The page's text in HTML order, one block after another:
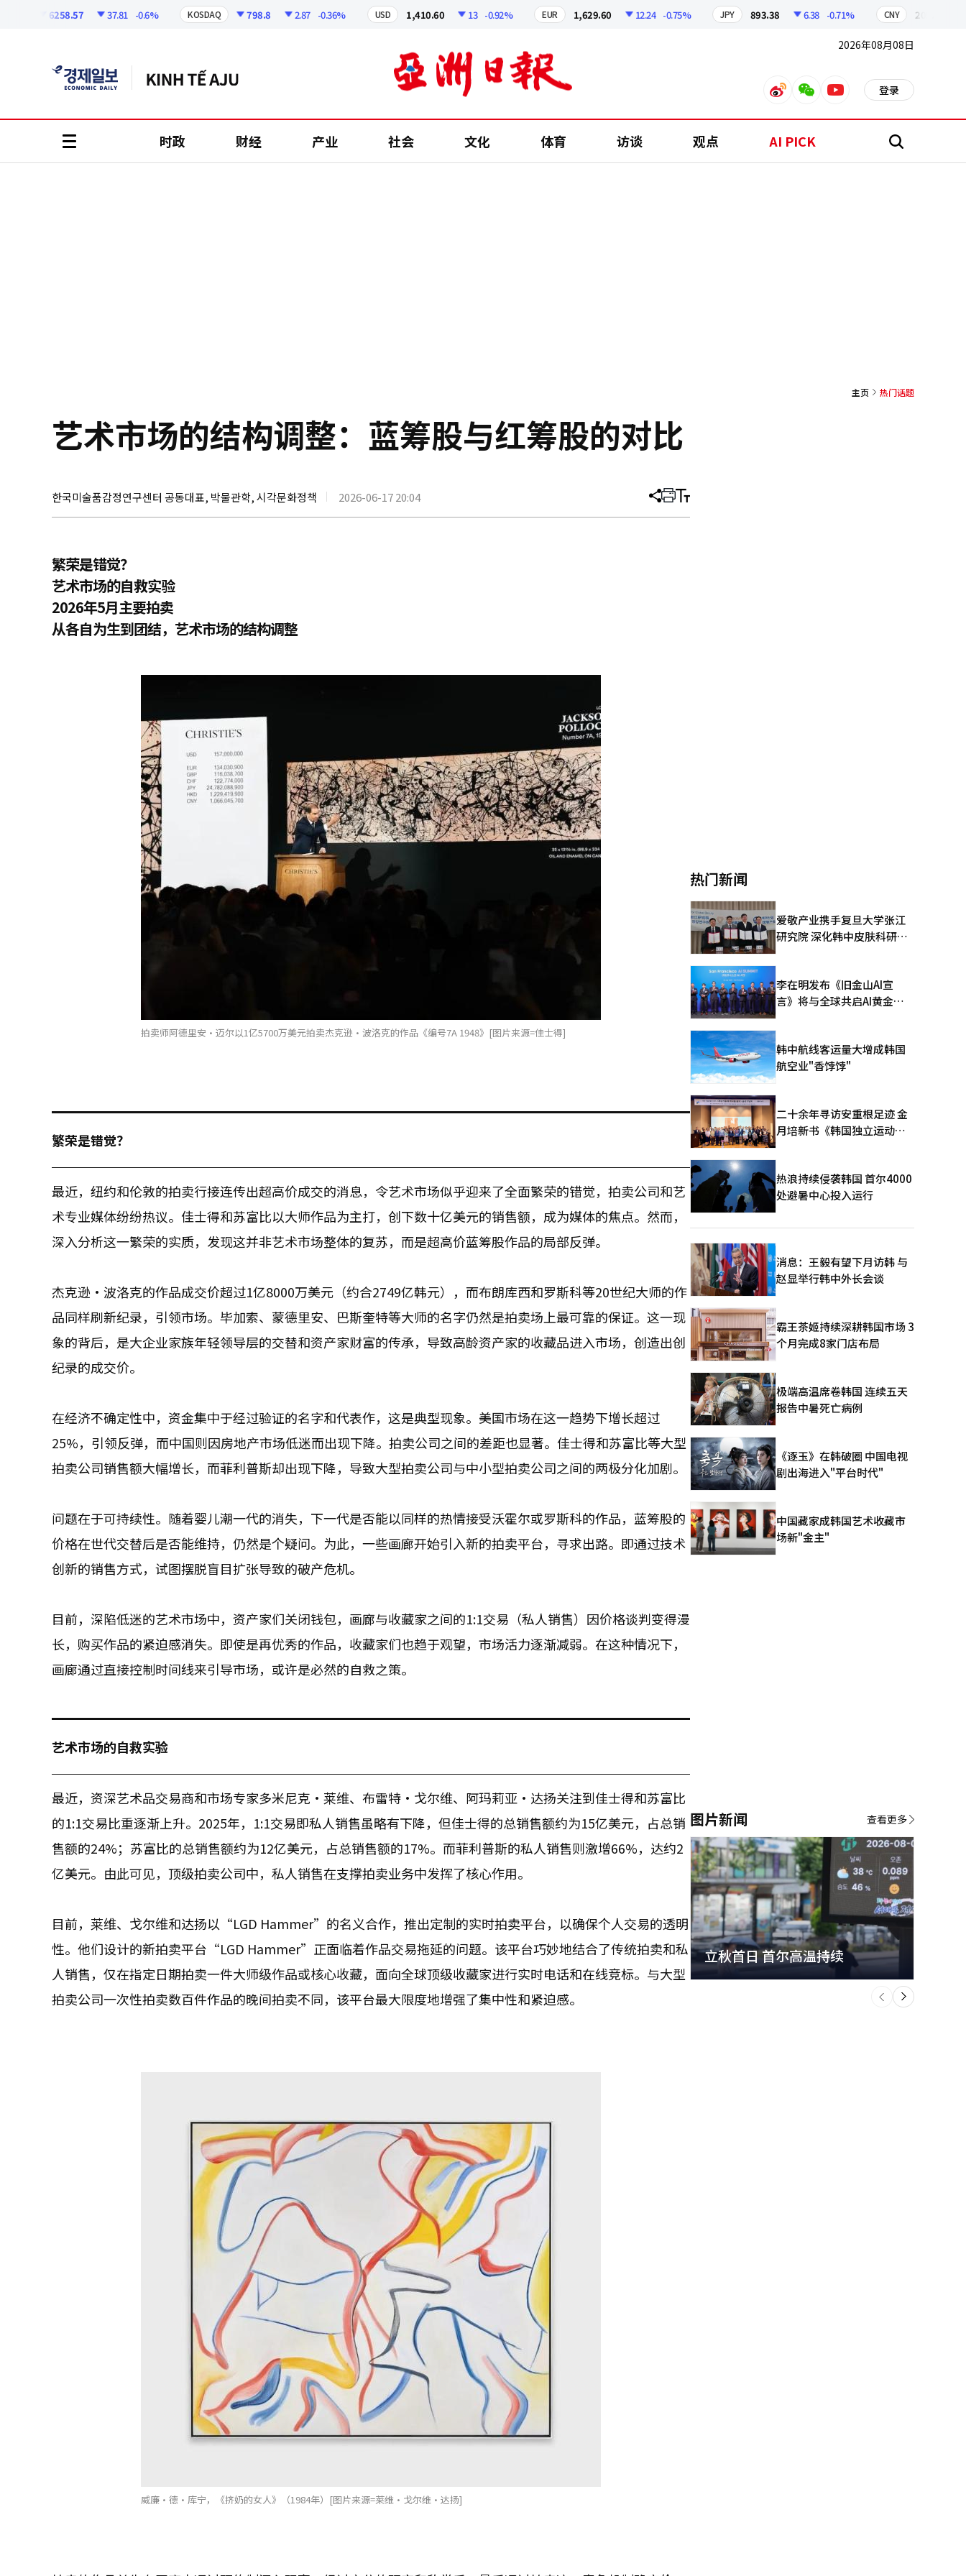
6258.57 37.81 -0.6% KOSDAQ 798.8 2.87 -0.36% USD 1,410.60 -0.92% EUR 1,629.60 12.24 -0.75% JPY 893.38 6.38 -0.71% CNY 209.17
2026年08月08日
weiboweixinyoutube 登录
时政 财经 产业 社会 文化 体育 访谈 观点 AI PICK 搜
主页 热门话题
艺术市场的结构调整：蓝筹股与红筹股的对比
한국미술품감정연구센터 공동대표, 박물관학, 시각문화정책 2026-06-17 20:04 分
文
打 调
大
繁荣是错觉？
艺术市场的自救实验
2026年5月主要拍卖
从各自为生到团结，艺术市场的结构调整
拍卖师阿德里安·迈尔以1亿5700万美元拍卖杰克逊·波洛克的作品《编号7A 1948》[图片来源=佳士得]
繁荣是错觉？
最近，纽约和伦敦的拍卖行接连传出超高价成交的消息，令艺术市场似乎迎来了全面繁荣的错觉，拍卖公司和艺
术专业媒体纷纷热议。佳士得和苏富比以大师作品为主打，创下数十亿美元的销售额，成为媒体的焦点。然而，
深入分析这一繁荣的实质，发现这并非艺术市场整体的复苏，而是超高价蓝筹股作品的局部反弹。
杰克逊·波洛克的作品成交价超过1亿8000万美元（约合2749亿韩元），而布朗库西和罗斯科等20世纪大师的作
品同样刷新纪录，引领市场。毕加索、蒙德里安、巴斯奎特等大师的名字仍然是拍卖场上最可靠的保证。这一现
象的背后，是大企业家族年轻领导层的交替和资产家财富的传承，导致高龄资产家的收藏品进入市场，创造出创
纪录的成交价。
在经济不确定性中，资金集中于经过验证的名字和代表作，这是典型现象。美国市场在这一趋势下增长超过
25%，引领反弹，而中国则因房地产市场低迷而出现下降。拍卖公司之间的差距也显著。佳士得和苏富比等大型
拍卖公司销售额大幅增长，而菲利普斯却出现下降，导致大型拍卖公司与中小型拍卖公司之间的两极分化加剧。
问题在于可持续性。随着婴儿潮一代的消失，下一代是否能以同样的热情接受沃霍尔或罗斯科的作品，蓝筹股的
价格在世代交替后是否能维持，仍然是个疑问。为此，一些画廊开始引入新的拍卖平台，寻求出路。即通过技术
创新的销售方式，试图摆脱盲目扩张导致的破产危机。
目前，深陷低迷的艺术市场中，资产家们关闭钱包，画廊与收藏家之间的1:1交易（私人销售）因价格谈判变得漫
长，购买作品的紧迫感消失。即使是再优秀的作品，收藏家们也趋于观望，市场活力逐渐减弱。在这种情况下，
画廊通过直接控制时间线来引导市场，或许是必然的自救之策。
艺术市场的自救实验
最近，资深艺术品交易商和市场专家多米尼克·莱维、布雷特·戈尔维、阿玛莉亚·达扬关注到佳士得和苏富比
的1:1交易比重逐渐上升。2025年，1:1交易即私人销售虽略有下降，但佳士得的总销售额约为15亿美元，占总销
售额的24%；苏富比的总销售额约为12亿美元，占总销售额的17%。而菲利普斯的私人销售则激增66%，达约2
亿美元。由此可见，顶级拍卖公司中，私人销售在支撑拍卖业务中发挥了核心作用。
目前，莱维、戈尔维和达扬以“LGD Hammer”的名义合作，推出定制的实时拍卖平台，以确保个人交易的透明
性。他们设计的新拍卖平台“LGD Hammer”正面临着作品交易拖延的问题。该平台巧妙地结合了传统拍卖和私
人销售，仅在指定日期拍卖一件大师级作品或核心收藏，面向全球顶级收藏家进行实时电话和在线竞标。与大型
拍卖公司一次性拍卖数百件作品的晚间拍卖不同，该平台最大限度地增强了集中性和紧迫感。
威廉·德·库宁，《挤奶的女人》（1984年）[图片来源=莱维·戈尔维·达扬]
热门新闻
爱敬产业携手复旦大学张江
研究院 深化韩中皮肤科研合
李在明发布《旧金山AI宣
言》将与全球共启AI黄金时
韩中航线客运量大增成韩国
航空业"香饽饽"
二十余年寻访安重根足迹 金
月培新书《韩国独立运动圣
热浪持续侵袭韩国 首尔4000
处避暑中心投入运行
消息：王毅有望下月访韩 与
赵显举行韩中外长会谈
霸王茶姬持续深耕韩国市场 3
个月完成8家门店布局
极端高温席卷韩国 连续五天
报告中暑死亡病例
《逐玉》在韩破圈 中国电视
剧出海进入"平台时代"
中国藏家成韩国艺术收藏市
场新"金主"
图片新闻
立秋首日 首尔高温持续
下
一
个
查看更多